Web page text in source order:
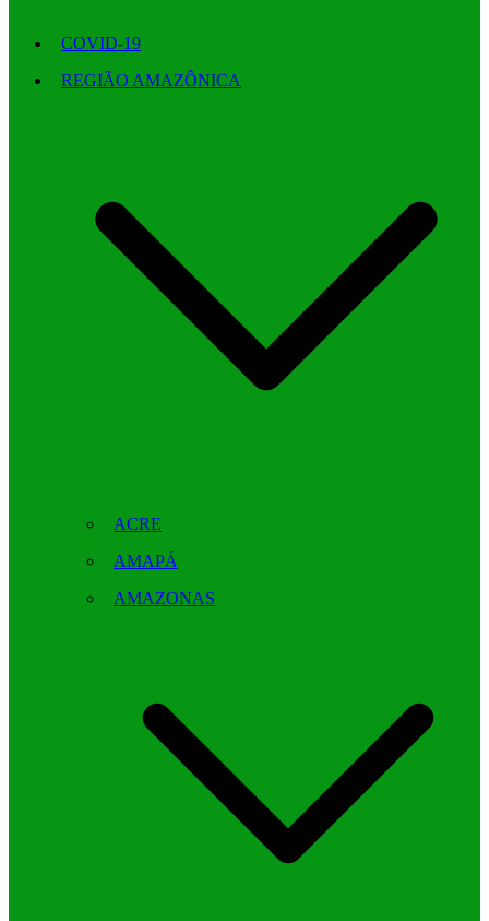
COVID-19
REGIÃO AMAZÔNICA
ACRE
AMAPÁ
AMAZONAS